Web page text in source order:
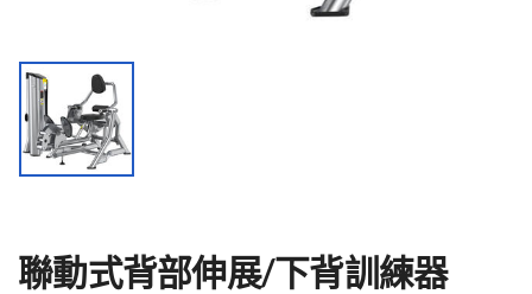
聯動式背部伸展/下背訓練器